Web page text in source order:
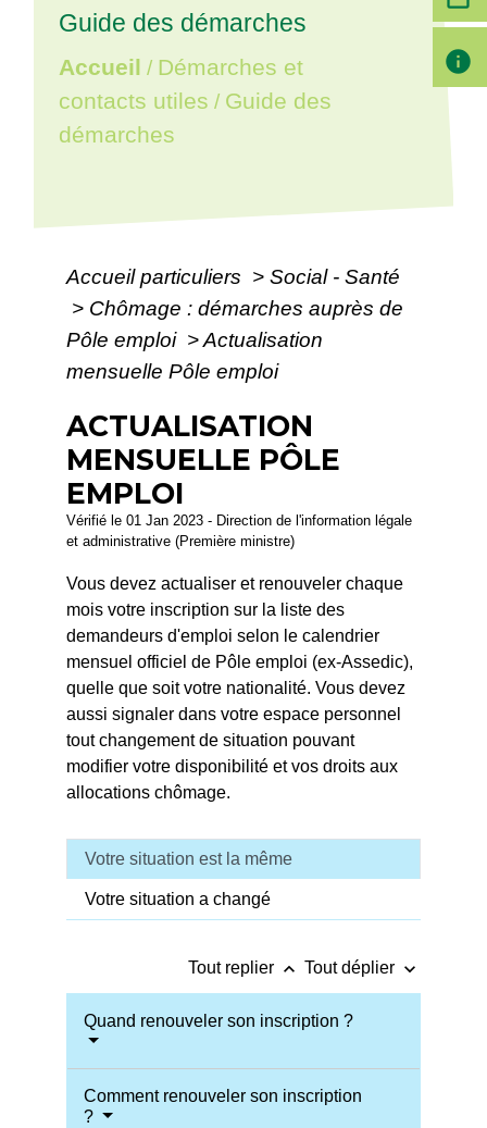
Guide des démarches
Accueil / Démarches et
contacts utiles / Guide des
démarches
Accueil particuliers > Social - Santé
> Chômage : démarches auprès de
Pôle emploi >Actualisation
mensuelle Pôle emploi
ACTUALISATION
MENSUELLE PÔLE
EMPLOI
Vérifié le 01 Jan 2023 - Direction de l'information légale
et administrative (Première ministre)
Vous devez actualiser et renouveler chaque
mois votre inscription sur la liste des
demandeurs d'emploi selon le calendrier
mensuel officiel de Pôle emploi (ex-Assedic),
quelle que soit votre nationalité. Vous devez
aussi signaler dans votre espace personnel
tout changement de situation pouvant
modifier votre disponibilité et vos droits aux
allocations chômage.
Votre situation est la même
Votre situation a changé
Tout replier keyboard_arrow_up Tout déplier keyboard_arrow_down
Quand renouveler son inscription ?
Comment renouveler son inscription
?
info